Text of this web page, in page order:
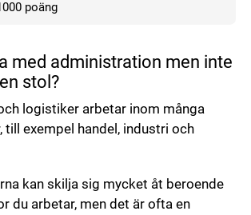
poäng
med administration men inte
stol?
logistiker arbetar inom många
till exempel handel, industri och
kan skilja sig mycket åt beroende
du arbetar, men det är ofta en